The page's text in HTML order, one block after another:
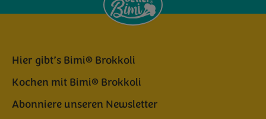
Hier gibt’s Bimi® Brokkoli
Kochen mit Bimi® Brokkoli
Abonniere unseren Newsletter